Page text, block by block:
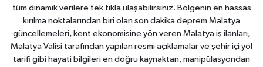
tüm dinamik verilere tek tıkla ulaşabilirsiniz. Bölgenin en hassas
kırılma noktalarından biri olan son dakika deprem Malatya
güncellemeleri, kent ekonomisine yön veren Malatya iş ilanları,
Malatya Valisi tarafından yapılan resmi açıklamalar ve şehir içi yol
tarifi gibi hayati bilgileri en doğru kaynaktan, manipülasyondan